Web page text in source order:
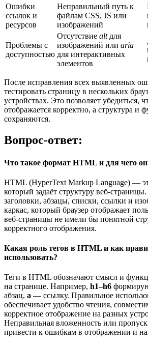
Ошибки
ссылок и
ресурсов
Неправильный путь к
файлам CSS, JS или
изображений
Проблемы с
доступностью
Отсутствие altдля
изображений или aria
для интерактивных
элементов
После исправления всех выявленных
тестировать страницу в нескольких
устройствах. Это позволяет убедиться,
отображается корректно, а структура и
сохраняются.
Вопрос-ответ:
Что такое формат HTML и для чего он
HTML (HyperText Markup Language) —
который задаёт структуру веб-
заголовки, абзацы, списки, ссылки и
каркас, который браузер отображает
веб-страницы не имели бы понятной
корректного отображения.
Какая роль тегов в HTML и как
использовать?
Теги в HTML обозначают смысл и
на странице. Например, h1–h6
абзац, a — ссылку. Правильное
обеспечивает удобство чтения,
корректное отображение на разных
Неправильная вложенность или
привести к ошибкам в отображении и